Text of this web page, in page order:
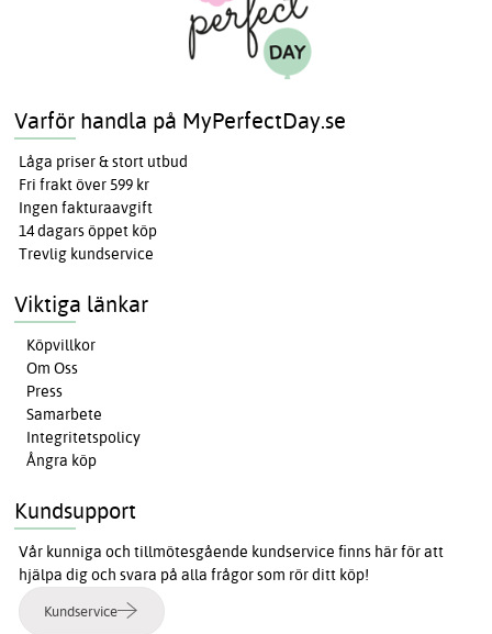
Varför handla på MyPerfectDay.se
Låga priser & stort utbud
Fri frakt över 599 kr
Ingen fakturaavgift
14 dagars öppet köp
Trevlig kundservice
Viktiga länkar
Köpvillkor
Om Oss
Press
Samarbete
Integritetspolicy
Ångra köp
Kundsupport
Vår kunniga och tillmötesgående kundservice finns här för att
hjälpa dig och svara på alla frågor som rör ditt köp!
Kundservice